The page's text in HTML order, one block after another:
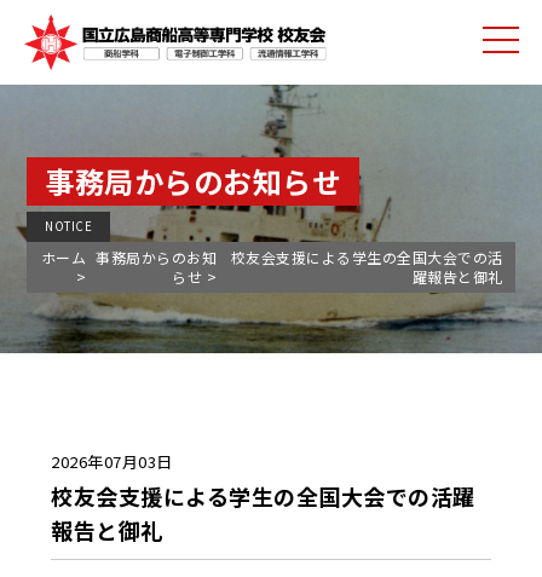
事務局からのお知らせ
NOTICE
ホーム 事務局からのお知
らせ
校友会支援による学生の全国大会での活
躍報告と御礼
2026年07月03日
校友会支援による学生の全国大会での活躍
報告と御礼